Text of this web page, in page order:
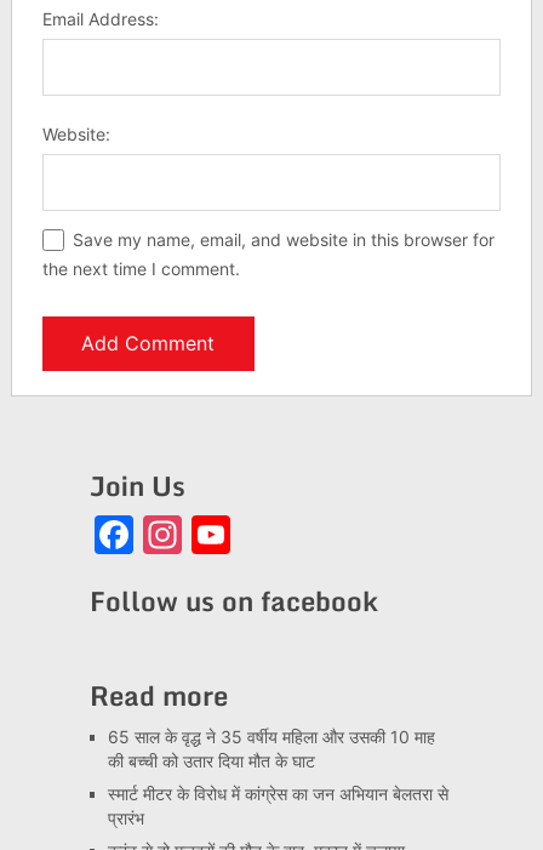
Email Address:
Website:
Save my name, email, and website in this browser for
the next time I comment.
Join Us
Facebook
Instagram
YouTube
Follow us on facebook
Read more
65 साल के वृद्ध ने 35 वर्षीय महिला और उसकी 10 माह
की बच्ची को उतार दिया मौत के घाट
स्मार्ट मीटर के विरोध में कांग्रेस का जन अभियान बेलतरा से
प्रारंभ